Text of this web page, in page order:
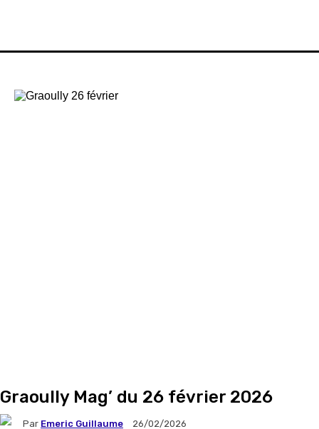
Graoully Mag’ du 26 février 2026
Par Emeric Guillaume 26/02/2026